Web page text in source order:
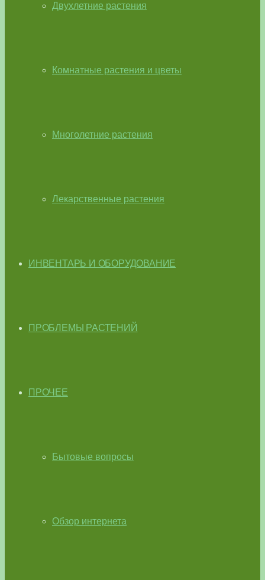
Двухлетние растения
Комнатные растения и цветы
Многолетние растения
Лекарственные растения
ИНВЕНТАРЬ И ОБОРУДОВАНИЕ
ПРОБЛЕМЫ РАСТЕНИЙ
ПРОЧЕЕ
Бытовые вопросы
Обзор интернета